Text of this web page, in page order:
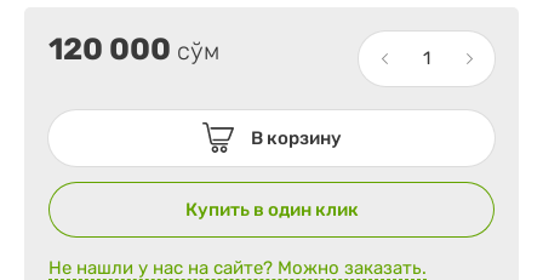
120 000 сўм
В корзину
Купить в один клик
Не нашли у нас на сайте? Можно заказать.